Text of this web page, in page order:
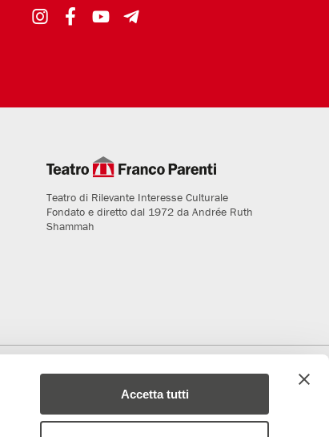
Accetta tutti
Teatro di Rilevante Interesse Culturale
Fondato e diretto dal 1972 da Andrée Ruth
Shammah
Media Partner